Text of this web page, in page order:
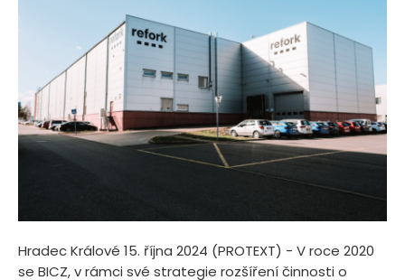
Hradec Králové 15. října 2024 (PROTEXT) - V roce 2020
se BICZ, v rámci své strategie rozšíření činnosti o